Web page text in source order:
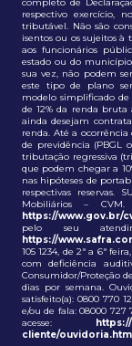
respectivo exercício,
tributável. Não são
isentos ou os sujeitos
aos funcionários
estado ou do
sua vez, não podem
este tipo de plano
modelo simplificado
de 12% da renda
ainda desejam
renda. Até a
de previdência (PBGL
tributação regressiva
que podem chegar a
nas hipóteses de
respectivas reservas.
Mobiliários –
https://www.gov.br/
pelo seu
https://
105 1234, de 2ª a 6ª
com deficiência
Consumidor/Proteção
dias por semana.
satisfeito(a): 0800 770
e/ou de fala: 08000 727
acesse:
cliente/ouvidoria.htm